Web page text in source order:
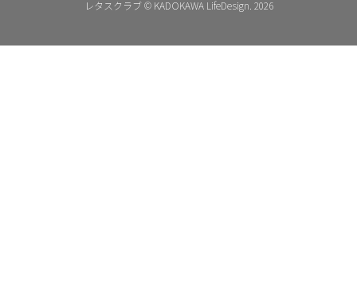
レタスクラブ © KADOKAWA LifeDesign. 2026